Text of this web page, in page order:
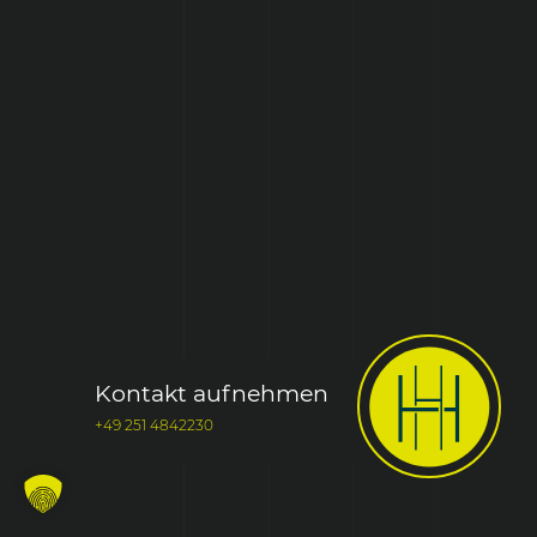
Kontakt aufnehmen
+49 251 4842230